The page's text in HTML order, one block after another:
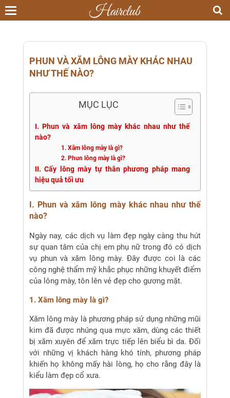
Toggle
navigation
PHUN VÀ XĂM LÔNG MÀY KHÁC NHAU
NHƯ THẾ NÀO?
MỤC LỤC
I. Phun và xăm lông mày khác nhau như thế
nào?
1. Xăm lông mày là gì?
2. Phun lông mày là gì?
II. Cấy lông mày tự thân phương pháp mang
hiệu quả tối ưu
I. Phun và xăm lông mày khác nhau như thế
nào?
Ngày nay, các dịch vụ làm đẹp ngày càng thu hút
sự quan tâm của chị em phụ nữ trong đó có dịch
vụ phun và xăm lông mày. Đây được coi là các
công nghệ thẩm mỹ khắc phục những khuyết điểm
của lông mày, tôn lên vẻ đẹp cho gương mặt.
1. Xăm lông mày là gì?
Xăm lông mày là phương pháp sử dụng những mũi
kim đã được nhúng qua mực xăm, dùng các thiết
bị xăm xuyên để xăm trực tiếp lên biểu bì da. Đối
với những vị khách hàng khó tính, phương pháp
khiến họ không mấy hài lòng, họ cho rằng đây là
kiểu làm đẹp cổ xưa.